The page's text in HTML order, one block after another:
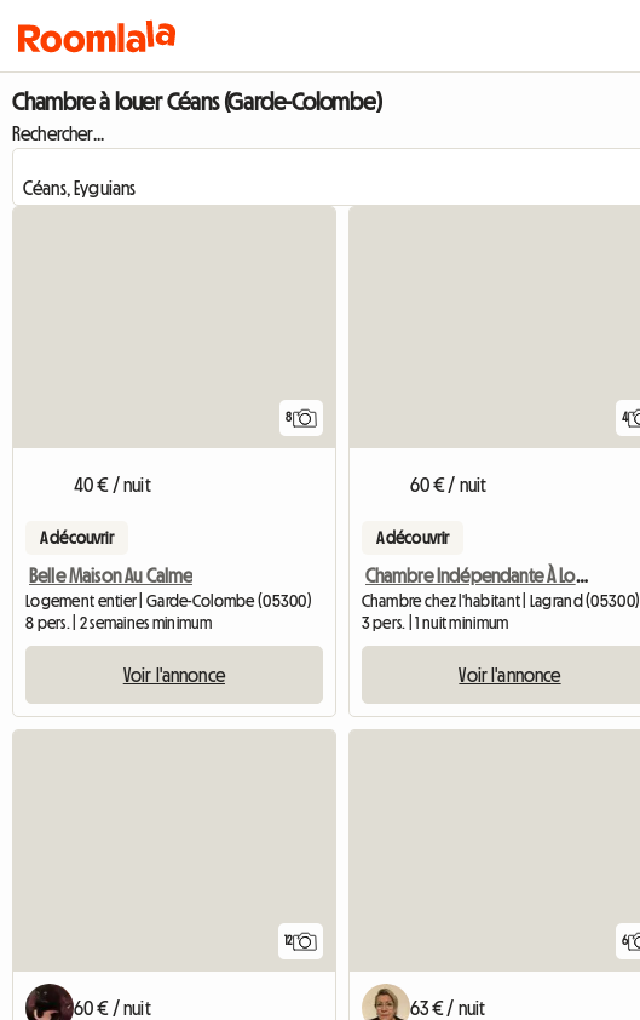
Chambre à louer Céans (Garde-Colombe)
Rechercher...
8
40 € / nuit
A découvrir
Belle Maison Au Calme
Logement entier | Garde-Colombe (05300)
8 pers. | 2 semaines minimum
Voir l'annonce
4
60 € / nuit
A découvrir
Chambre Indépendante À Louer
Chambre chez l'habitant | Lagrand (05300)
3 pers. | 1 nuit minimum
Voir l'annonce
12
60 € / nuit
6
63 € / nuit